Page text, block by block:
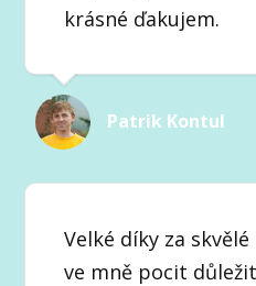
krásné ďakujem.
Patrik Kontul
Velké díky za
ve mně pocit